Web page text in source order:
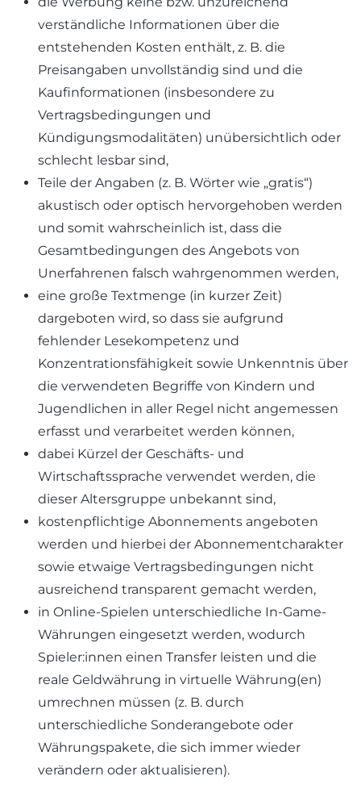
verständliche Informationen über die
entstehenden Kosten enthält, z. B. die
Preisangaben unvollständig sind und die
Kaufinformationen (insbesondere zu
Vertragsbedingungen und
Kündigungsmodalitäten) unübersichtlich oder
schlecht lesbar sind,
Teile der Angaben (z. B. Wörter wie „gratis“)
akustisch oder optisch hervorgehoben werden
und somit wahrscheinlich ist, dass die
Gesamtbedingungen des Angebots von
Unerfahrenen falsch wahrgenommen werden,
eine große Textmenge (in kurzer Zeit)
dargeboten wird, so dass sie aufgrund
fehlender Lesekompetenz und
Konzentrationsfähigkeit sowie Unkenntnis über
die verwendeten Begriffe von Kindern und
Jugendlichen in aller Regel nicht angemessen
erfasst und verarbeitet werden können,
dabei Kürzel der Geschäfts- und
Wirtschaftssprache verwendet werden, die
dieser Altersgruppe unbekannt sind,
kostenpflichtige Abonnements angeboten
werden und hierbei der Abonnementcharakter
sowie etwaige Vertragsbedingungen nicht
ausreichend transparent gemacht werden,
in Online-Spielen unterschiedliche In-Game-
Währungen eingesetzt werden, wodurch
Spieler:innen einen Transfer leisten und die
reale Geldwährung in virtuelle Währung(en)
umrechnen müssen (z. B. durch
unterschiedliche Sonderangebote oder
Währungspakete, die sich immer wieder
verändern oder aktualisieren).